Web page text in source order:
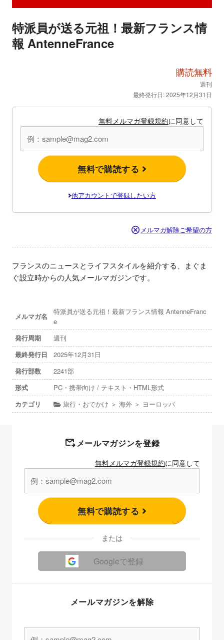
特派員が送る元祖！最新フランス情
報 AntenneFrance
購読無料
週刊
最終発行日: 2025年12月31日
無料メルマガ登録規約に同意して
無料で購読する
他アカウントで登録したい方
メルマガ解除ご希望の方
フランスのニュースとライフスタイルを紹介する、まぐま
ぐ設立時からの人気メールマガジンです。
メルマガ名
特派員が送る元祖！最新フランス情報 AntenneFranc
e
発行周期
週刊
最終発行日
2025年12月31日
発行部数
2241部
形式
PC・携帯向け / テキスト・HTML形式
カテゴリ
旅行・おでかけ ＞ 海外 ＞ ヨーロッパ
メールマガジンを登録
無料メルマガ登録規約に同意して
無料で購読する
または
Googleで登録
メールマガジンを解除